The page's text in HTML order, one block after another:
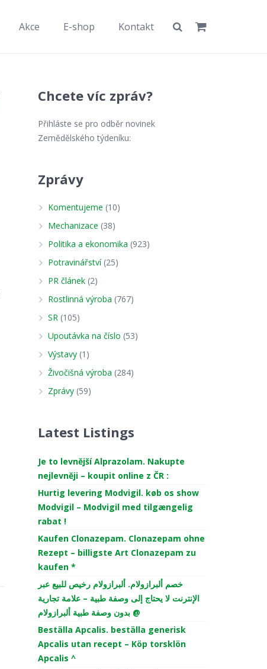
Akce E-shop Kontakt
Chcete víc zpráv?
Přihláste se pro odběr novinek
Zemědělského týdeníku:
Zprávy
Komentujeme (10)
Mechanizace (38)
Politika a ekonomika (923)
Potravinářství(25)
PR článek(2)
Rostlinná výroba (767)
SR(105)
Upoutávka na číslo (53)
Výstavy(1)
Živočišná výroba (284)
Zprávy(59)
Latest Listings
Je to levnější Alprazolam. Nakupte
nejlevněji – koupit online z ČR :
Hurtig levering Modvigil. køb os show
Modvigil – Modvigil med tilgængelig
rabat !
Kaufen Clonazepam. Clonazepam ohne
Rezept – billigste Art Clonazepam zu
kaufen *
خصم ألبرازولام. ألبرازولام رخيص للبيع عبر
الإنترنت لا يحتاج إلى وصفة طبية – علامة تجارية
بدون وصفة طبية ألبرازولام @
Beställa Apcalis. beställa generisk
Apcalis utan recept – Köp torsklön
Apcalis ^